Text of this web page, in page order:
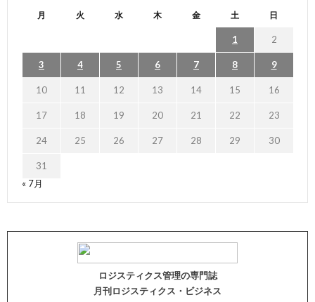
月 火 水 木 金 土 日
1 2
3 4 5 6 7 8 9
10 11 12 13 14 15 16
17 18 19 20 21 22 23
24 25 26 27 28 29 30
31
« 7月
ロジスティクス管理の専門誌
月刊ロジスティクス・ビジネス